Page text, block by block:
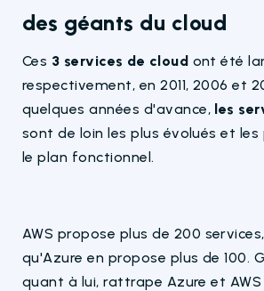
des géants du cloud
Ces 3 services de cloud ont été
respectivement, en 2011, 2006 et
quelques années d'avance, les
sont de loin les plus évolués et les
le plan fonctionnel.
AWS propose plus de 200
qu'Azure en propose plus de 100.
quant à lui, rattrape Azure et